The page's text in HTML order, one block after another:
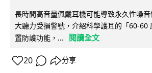
長時間高音量佩戴耳機可能導致永久性噪
大聽力受損警號，介紹科學護耳的「60-60
置防護功能，...
閱讀全文
20 分享